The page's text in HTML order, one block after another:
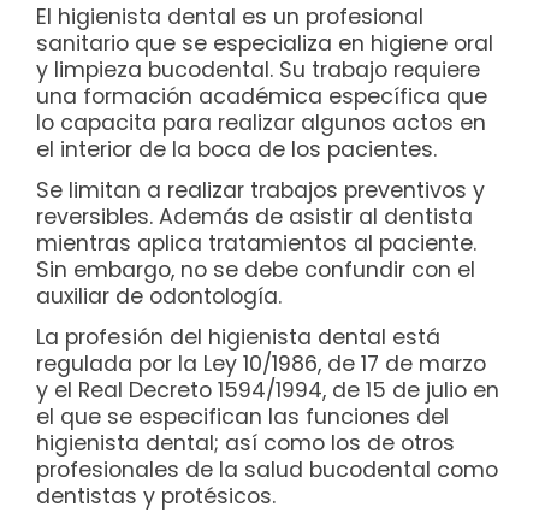
El higienista dental es un profesional
sanitario que se especializa en higiene oral
y limpieza bucodental. Su trabajo requiere
una formación académica específica que
lo capacita para realizar algunos actos en
el interior de la boca de los pacientes.
Se limitan a realizar trabajos preventivos y
reversibles. Además de asistir al dentista
mientras aplica tratamientos al paciente.
Sin embargo, no se debe confundir con el
auxiliar de odontología.
La profesión del higienista dental está
regulada por la Ley 10/1986, de 17 de marzo
y el Real Decreto 1594/1994, de 15 de julio en
el que se especifican las funciones del
higienista dental; así como los de otros
profesionales de la salud bucodental como
dentistas y protésicos.